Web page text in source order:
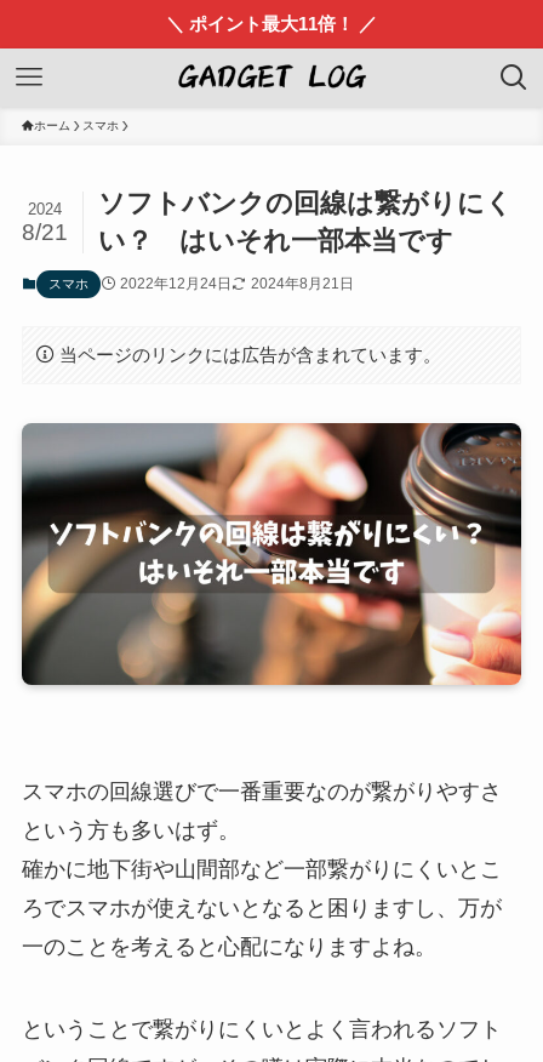
＼ ポイント最大11倍！ ／
ホーム スマホ
ソフトバンクの回線は繋がりにく
い？ はいそれ一部本当です
2024
8/21
スマホ 2022年12月24日 2024年8月21日
当ページのリンクには広告が含まれています。
スマホの回線選びで一番重要なのが繋がりやすさ
という方も多いはず。
確かに地下街や山間部など一部繋がりにくいとこ
ろでスマホが使えないとなると困りますし、万が
一のことを考えると心配になりますよね。
ということで繋がりにくいとよく言われるソフト